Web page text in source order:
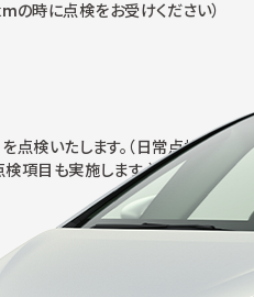
時に点検をお受けください）
点検いたします。 （日常点検項目
項目も実施します。）